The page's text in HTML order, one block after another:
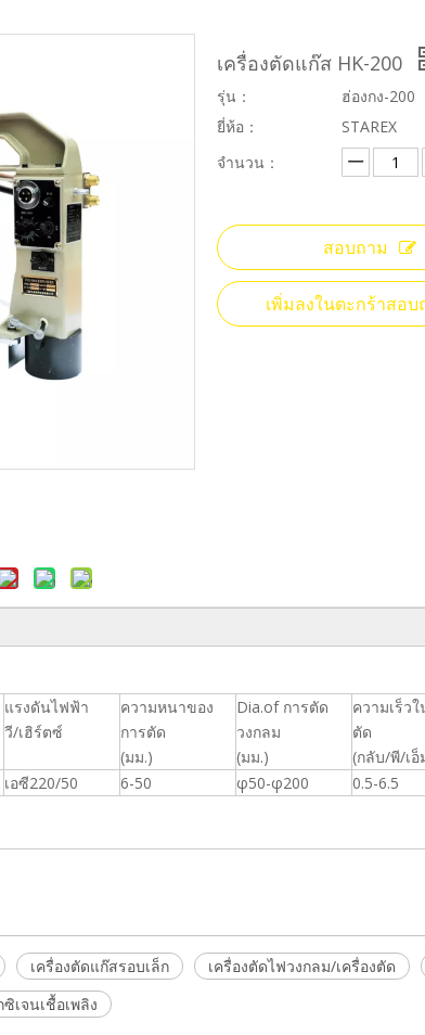
เครื่องตัดแก๊ส HK-200
รุ่น：
ฮ่องกง-200
ยี่ห้อ：
STAREX
จำนวน：
สอบถาม
เพิ่มลงในตะกร้าสอบ
แรงดันไฟฟ้า
วี/เฮิร์ตซ์
ความหนาของ
การตัด
(มม.)
Dia.of การตัด
วงกลม
(มม.)
ความเร็ว
ตัด
(กลับ/พี/เอ็
เอซี220/50 6-50 φ50-φ200 0.5-6.5
เครื่องตัดแก๊สรอบเล็ก เครื่องตัดไฟวงกลม/เครื่องตัด
เจนเชื้อเพลิง